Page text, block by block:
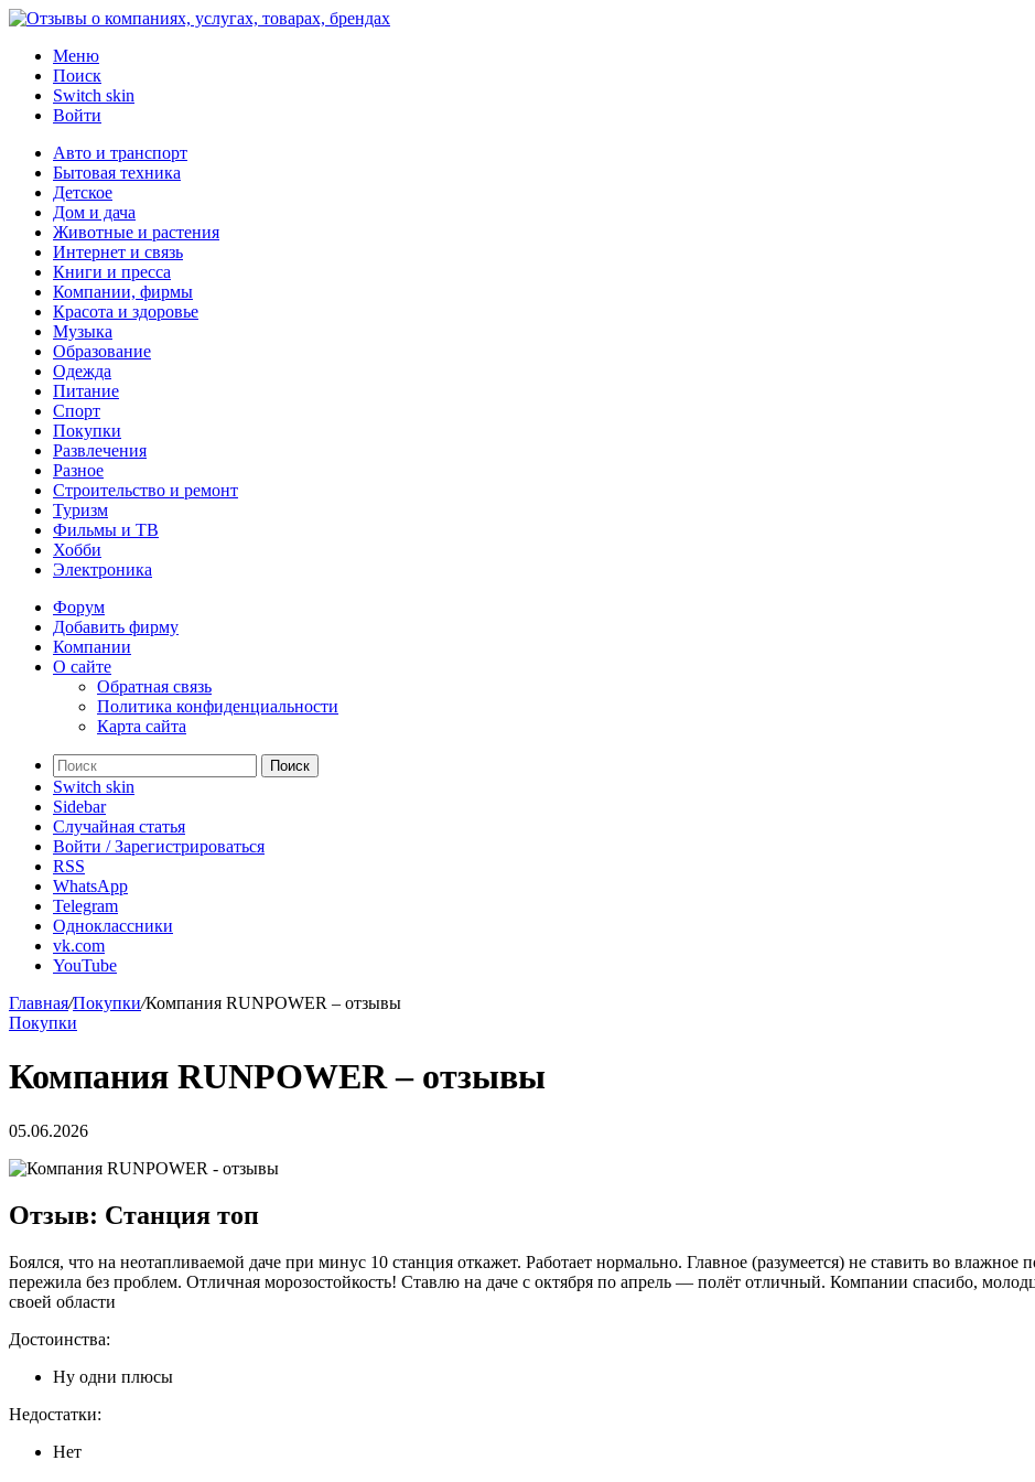
Меню
Поиск
Switch skin
Войти
Авто и транспорт
Бытовая техника
Детское
Дом и дача
Животные и растения
Интернет и связь
Книги и пресса
Компании, фирмы
Красота и здоровье
Музыка
Образование
Одежда
Питание
Спорт
Покупки
Развлечения
Разное
Строительство и ремонт
Туризм
Фильмы и ТВ
Хобби
Электроника
Форум
Добавить фирму
Компании
О сайте
Обратная связь
Политика конфиденциальности
Карта сайта
Поиск
Switch skin
Sidebar
Случайная статья
Войти / Зарегистрироваться
RSS
WhatsApp
Telegram
Одноклассники
vk.com
YouTube
Главная/Покупки/Компания RUNPOWER – отзывы
Покупки
Компания RUNPOWER – отзывы
05.06.2026
Отзыв: Станция топ
Боялся, что на неотапливаемой даче при минус 10 станция откажет. Работает нормально. Главное (разумеется) не ставить во
пережила без проблем. Отличная морозостойкость! Ставлю на даче с октября по апрель — полёт отличный. Компании спасибо,
своей области
Достоинства:
Ну одни плюсы
Недостатки:
Нет